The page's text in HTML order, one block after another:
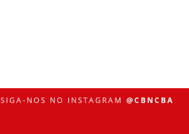
SIGA-NOS NO INSTAGRAM @CBNCBA